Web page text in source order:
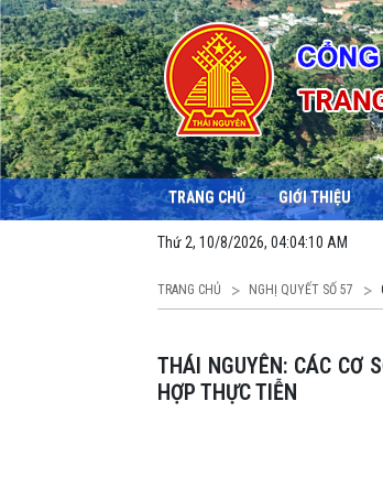
TRANG CHỦ GIỚI THIỆU
Thứ 2, 10/8/2026, 04:04:11 AM
TRANG CHỦ NGHỊ QUYẾT SỐ 57
THÁI NGUYÊN: CÁC CƠ SỞ GIÁO DỤC XÂY DỰNG KẾ HOẠCH DẠY HỌC 2 BUỔI/NGÀY PHÙ
HỢP THỰC TIỄN